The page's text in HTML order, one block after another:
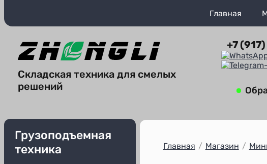
Главная
Складская техника для смелых
решений
+7
Грузоподъемная
техника
Главная / Магазин /